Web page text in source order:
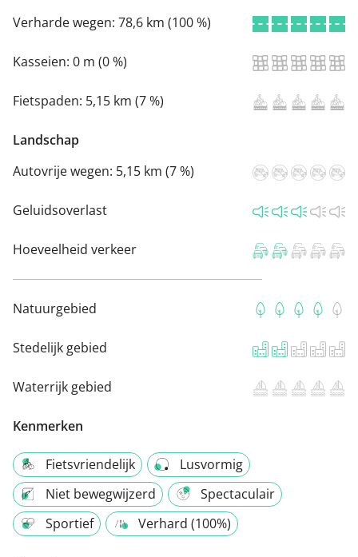
Verharde wegen: 78,6 km (100 %)
Kasseien: 0 m (0 %)
Fietspaden: 5,15 km (7 %)
Landschap
Autovrije wegen: 5,15 km (7 %)
Geluidsoverlast
Hoeveelheid verkeer
Natuurgebied
Stedelijk gebied
Waterrijk gebied
Kenmerken
Fietsvriendelijk
Lusvormig
Niet bewegwijzerd
Spectaculair
Sportief
Verhard (100%)